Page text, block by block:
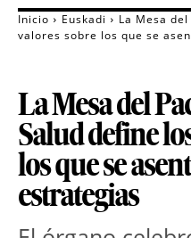
Inicio Euskadi
La Mesa
valores sobre los que se
La Mesa del
Salud define
los que se
estrategias